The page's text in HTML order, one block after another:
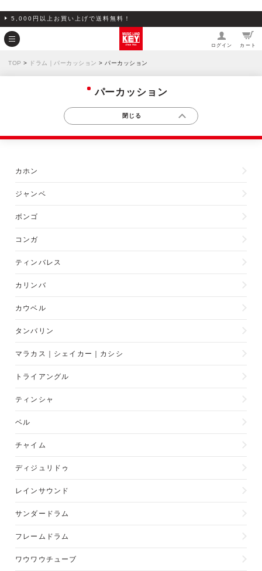
5,000円以上お買い上げで送料無料！
ログイン カート
TOP > ドラム｜パーカッション > パーカッション
パーカッション
カホン
ジャンベ
ボンゴ
コンガ
ティンバレス
カリンバ
カウベル
タンバリン
マラカス｜シェイカー｜カシシ
トライアングル
ティンシャ
ベル
チャイム
ディジュリドゥ
レインサウンド
サンダードラム
フレームドラム
ワウワウチューブ